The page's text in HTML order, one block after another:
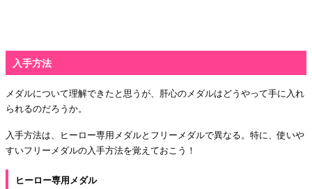
入手方法
メダルについて理解できたと思うが、肝心のメダルはどうやって手に入れ
られるのだろうか。
入手方法は、ヒーロー専用メダルとフリーメダルで異なる。特に、使いや
すいフリーメダルの入手方法を覚えておこう！
ヒーロー専用メダル